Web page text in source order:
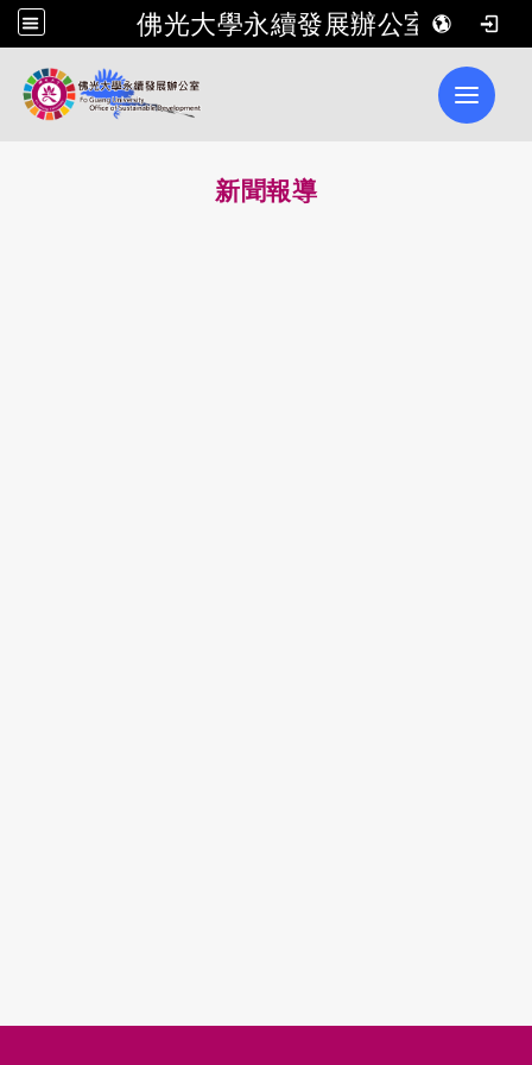
佛光大學永續發展辦公室
Toggle
新聞報導